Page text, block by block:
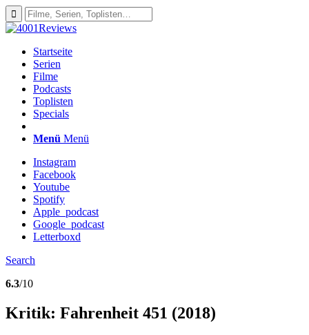
Startseite
Serien
Filme
Podcasts
Toplisten
Specials
Menü Menü
Instagram
Facebook
Youtube
Spotify
Apple_podcast
Google_podcast
Letterboxd
Search
6.3/10
Kritik: Fahrenheit 451 (2018)